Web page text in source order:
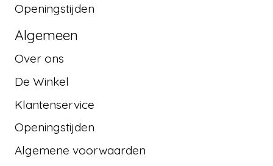
Openingstijden
Algemeen
Over ons
De Winkel
Klantenservice
Openingstijden
Algemene voorwaarden